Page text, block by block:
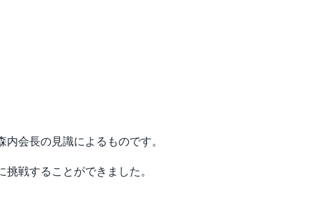
会長の見識によるものです。
戦することができました。